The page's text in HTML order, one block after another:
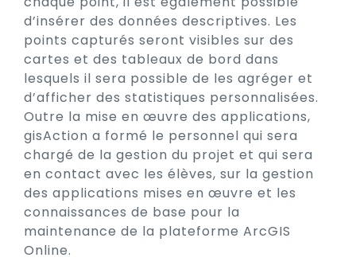
d’insérer des données descriptives. Les
points capturés seront visibles sur des
cartes et des tableaux de bord dans
lesquels il sera possible de les agréger et
d’afficher des statistiques personnalisées.
Outre la mise en œuvre des applications,
gisAction a formé le personnel qui sera
chargé de la gestion du projet et qui sera
en contact avec les élèves, sur la gestion
des applications mises en œuvre et les
connaissances de base pour la
maintenance de la plateforme ArcGIS
Online.